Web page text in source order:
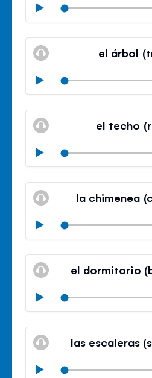
Play
Mute
el árbol
Play
Mute
el techo
Play
Mute
la chimenea
Play
Mute
el dormitorio
Play
Mute
las escaleras
Play